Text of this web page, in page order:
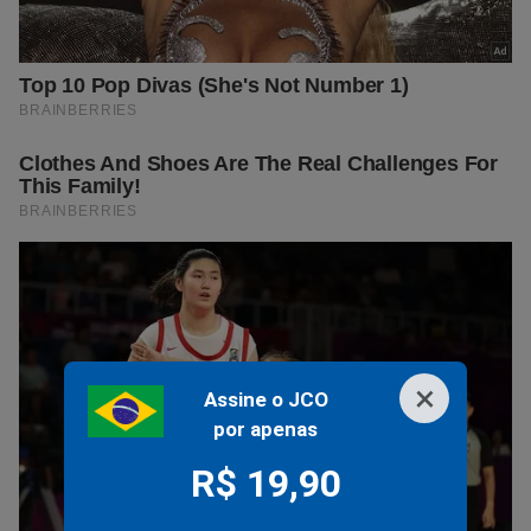
×
Assine o JCO
por apenas
R$ 19,90